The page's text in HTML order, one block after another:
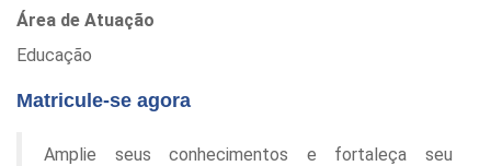
Área de Atuação
Educação
Matricule-se agora
Amplie seus conhecimentos e fortaleça seu